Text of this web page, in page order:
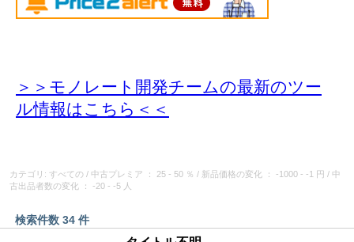
＞＞モノレート開発チームの最新のツー
ル情報はこちら＜＜
カテゴリ: すべての / 中古プレミア ： 25 - 50 ％ / 新品価格の変化 ： -1000 - -1 円 / 中
古出品者数の変化
： -20 - -5 人
検索件数 34 件